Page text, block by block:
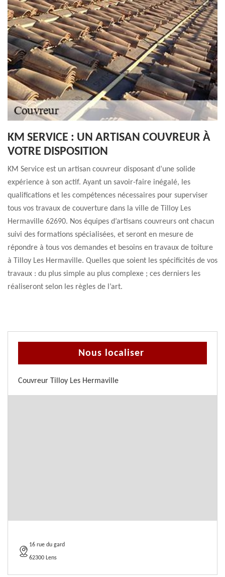
KM SERVICE : UN ARTISAN COUVREUR À
VOTRE DISPOSITION
KM Service est un artisan couvreur disposant d’une solide
expérience à son actif. Ayant un savoir-faire inégalé, les
qualifications et les compétences nécessaires pour superviser
tous vos travaux de couverture dans la ville de Tilloy Les
Hermaville 62690. Nos équipes d’artisans couvreurs ont chacun
suivi des formations spécialisées, et seront en mesure de
répondre à tous vos demandes et besoins en travaux de toiture
à Tilloy Les Hermaville. Quelles que soient les spécificités de vos
travaux : du plus simple au plus complexe ; ces derniers les
réaliseront selon les règles de l’art.
Nous localiser
Couvreur Tilloy Les Hermaville
16 rue du gard
62300 Lens